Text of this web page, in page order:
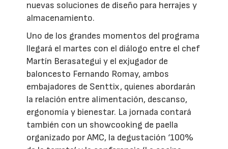
nuevas soluciones de diseño para herrajes y
almacenamiento.
Uno de los grandes momentos del programa
llegará el martes con el diálogo entre el chef
Martín Berasategui y el exjugador de
baloncesto Fernando Romay, ambos
embajadores de Senttix, quienes abordarán
la relación entre alimentación, descanso,
ergonomía y bienestar. La jornada contará
también con un showcooking de paella
organizado por AMC, la degustación ‘100%